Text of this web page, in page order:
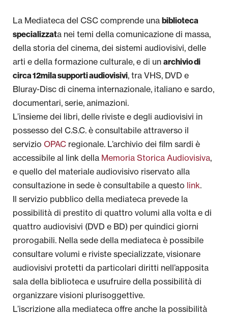
La Mediateca del CSC comprende una biblioteca
specializzata nei temi della comunicazione di massa,
della storia del cinema, dei sistemi audiovisivi, delle
arti e della formazione culturale, e di un archivio di
circa 12mila supporti audiovisivi, tra VHS, DVD e
Bluray-Disc di cinema internazionale, italiano e sardo,
documentari, serie, animazioni.
L’insieme dei libri, delle riviste e degli audiovisivi in
possesso del C.S.C. è consultabile attraverso il
servizio OPAC regionale. L’archivio dei film sardi è
accessibile al link della Memoria Storica Audiovisiva,
e quello del materiale audiovisivo riservato alla
consultazione in sede è consultabile a questo link.
Il servizio pubblico della mediateca prevede la
possibilità di prestito di quattro volumi alla volta e di
quattro audiovisivi (DVD e BD) per quindici giorni
prorogabili. Nella sede della mediateca è possibile
consultare volumi e riviste specializzate, visionare
audiovisivi protetti da particolari diritti nell’apposita
sala della biblioteca e usufruire della possibilità di
organizzare visioni plurisoggettive.
L’iscrizione alla mediateca offre anche la possibilità
Festival e Concorsi
Progetti Regionali
Cinema di famiglia
OPAC
Newsletter
Area Stampa